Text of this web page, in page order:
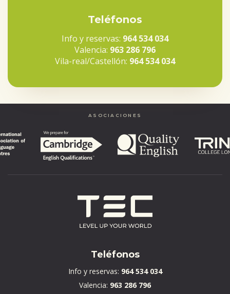
Teléfonos
Info y reservas: 964 534 034
Valencia: 963 286 796
Vila-real/Castellón: 964 534 034
ASOCIACIONES
Teléfonos
Info y reservas: 964 534 034
Valencia: 963 286 796